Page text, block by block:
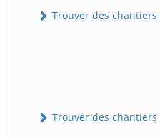
Trouver des chantiers
Trouver des chantiers